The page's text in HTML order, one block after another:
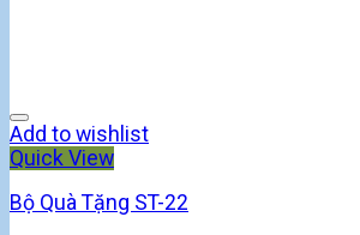
Add to wishlist
Quick View
Bộ Quà Tặng ST-22